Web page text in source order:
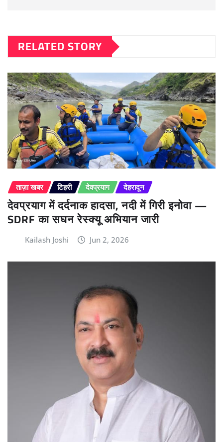
RELATED STORY
ताज़ा खबर टिहरी देवप्रयाग देहरादून
देवप्रयाग में दर्दनाक हादसा, नदी में गिरी इनोवा —
SDRF का सघन रेस्क्यू अभियान जारी
Kailash Joshi Jun 2, 2026